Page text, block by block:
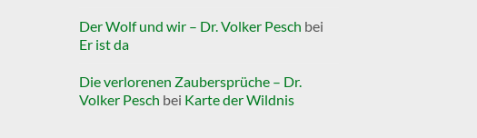
Der Wolf und wir – Dr. Volker Pesch bei
Er ist da
Die verlorenen Zaubersprüche – Dr.
Volker Pesch bei Karte der Wildnis